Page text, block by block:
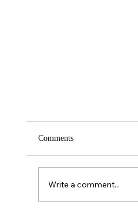
Comments
Write a comment...